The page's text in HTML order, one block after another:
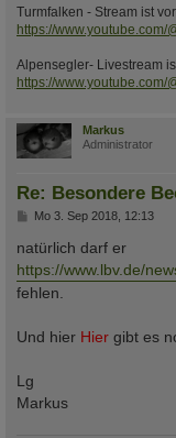
Turmfalken - Stream ist
https://www.youtube.com/
Alpensegler- Livestream
https://
Markus
Administrator
Re: Besondere
B
i
t
r
a
g
Mo 3. Sep 2018, 12:13
natürlich darf er
https://www.lbv.de/
fehlen.
Und hier Hier gibt es
Lg
Markus